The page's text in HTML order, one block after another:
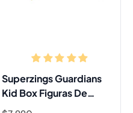
Superzings Guardians
Kid Box Figuras De
Colección